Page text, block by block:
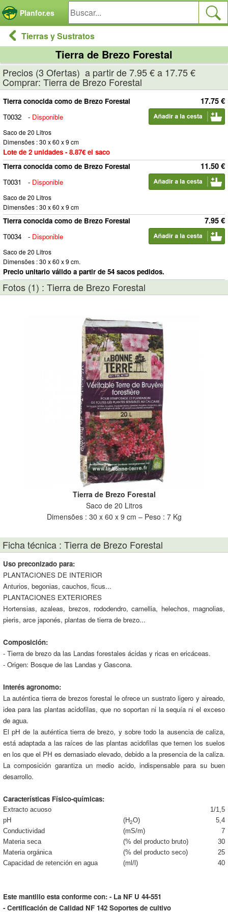
Planfor.es
Tierras y Sustratos
Tierra de Brezo Forestal
Precios (3 Ofertas) a partir de 7.95 € a 17.75 €
Comprar: Tierra de Brezo Forestal
17.75 €
Tierra conocida como de Brezo Forestal
T0032
- Disponible
Saco de 20 Litros
Dimensões : 30 x 60 x 9 cm
Lote de 2 unidades - 8.87€ el saco
11.50 €
Tierra conocida como de Brezo Forestal
T0031
- Disponible
Saco de 20 Litros
Dimensões : 30 x 60 x 9 cm
7.95 €
Tierra conocida como de Brezo Forestal
T0034
- Disponible
Saco de 20 Litros
Dimensões : 30 x 60 x 9 cm.
Precio unitario válido a partir de 54 sacos pedidos.
Fotos (1) : Tierra de Brezo Forestal
Tierra de Brezo Forestal
Saco de 20 Litros
Dimensões : 30 x 60 x 9 cm – Peso : 7 Kg
Ficha técnica : Tierra de Brezo Forestal
Uso preconizado para:
PLANTACIONES DE INTERIOR
Anturios, begonias, cauchos, ficus...
PLANTACIONES EXTERIORES
Hortensias, azaleas, brezos, rododendro, camellia, helechos, magnolias,
pieris, arce japonés, plantas de tierra de brezo...
Composición:
- Tierra de brezo da las Landas forestales ácidas y ricas en ericáceas.
- Origen: Bosque de las Landas y Gascona.
Interés agronomo:
La auténtica tierra de brezos forestal le ofrece un sustrato ligero y aireado,
idea para las plantas acidofilas, que no soportan ni la sequía ni el exceso
de agua.
El pH de la auténtica tierra de brezo, y sobre todo la ausencia de caliza,
está adaptada a las raíces de las plantas acidofilas que temen los suelos
en los que el PH es demasiado elevado, debido a la presencia de la caliza.
La composición garantiza un medio acido, indispensable para su buen
desarrollo.
Características Físico-químicas:
Extracto acuoso
1/1,5
pH
(H2O)
5,4
Conductividad
(mS/m)
7
Materia seca
(% del producto bruto)
30
Materia orgánica
(% del producto seco)
25
Capacidad de retención en agua
(ml/l) 40
Este mantillo esta conforme con: - La NF U 44-551
- Certificación de Calidad NF 142 Soportes de cultivo
Panel de gestión de cookies